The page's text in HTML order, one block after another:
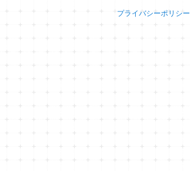
プライバシーポリシー